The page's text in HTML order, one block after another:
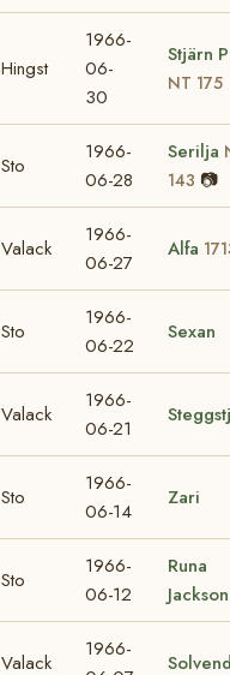
Hingst
1966-
06-
30
Stjärn
NT 175
Sto
1966-
06-28
Serilja
143 📷
Valack
1966-
06-27
Alfa
Sto
1966-
06-22
Sexan
Valack
1966-
06-21
Sto
1966-
06-14
Zari
Sto
1966-
06-12
Runa
Jackson
Valack
1966-